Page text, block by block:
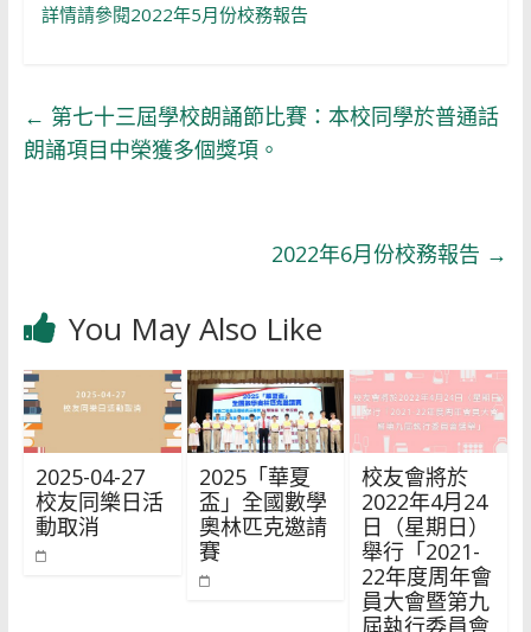
詳情請參閱2022年5月份校務報告
← 第七十三屆學校朗誦節比賽：本校同學於普通話
朗誦項目中榮獲多個獎項。
2022年6月份校務報告 →
You May Also Like
2025-04-27
校友同樂日活
動取消
2025「華夏
盃」全國數學
奧林匹克邀請
賽
校友會將於
2022年4月24
日（星期日）
舉行「2021-
22年度周年會
員大會暨第九
屆執行委員會